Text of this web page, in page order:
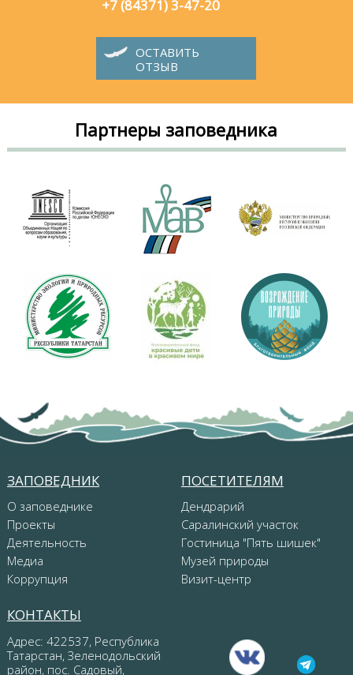
+7 (84371) 3-47-20
ОСТАВИТЬ
ОТЗЫВ
Партнеры заповедника
ЗАПОВЕДНИК
О заповеднике
Проекты
Деятельность
Медиа
Коррупция
ПОСЕТИТЕЛЯМ
Дендрарий
Саралинский участок
Гостиница "Пять шишек"
Музей природы
Визит-центр
КОНТАКТЫ
Адрес: 422537, Республика
Татарстан, Зеленодольский
район, пос. Садовый,